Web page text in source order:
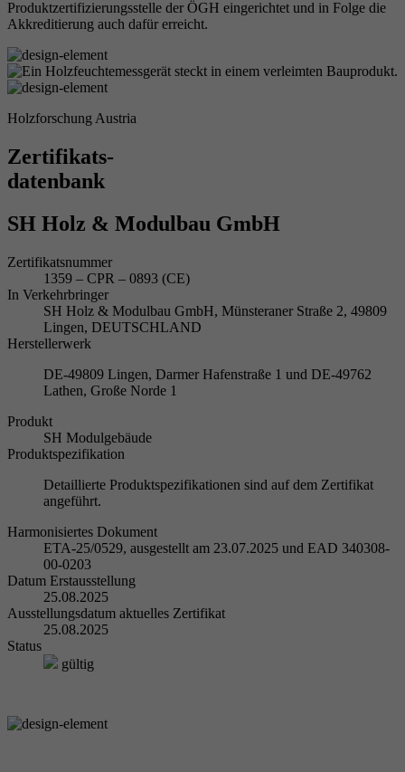
Produktzertifizierungsstelle der ÖGH eingerichtet und in Folge die
Akkreditierung auch dafür erreicht.
Holzforschung Austria
Zertifikats-
datenbank
SH Holz & Modulbau GmbH
Zertifikatsnummer
1359 – CPR – 0893 (CE)
In Verkehrbringer
SH Holz & Modulbau GmbH, Münsteraner Straße 2, 49809
Lingen, DEUTSCHLAND
Herstellerwerk
DE-49809 Lingen, Darmer Hafenstraße 1 und DE-49762
Lathen, Große Norde 1
Produkt
SH Modulgebäude
Produktspezifikation
Detaillierte Produktspezifikationen sind auf dem Zertifikat
angeführt.
Harmonisiertes Dokument
ETA-25/0529, ausgestellt am 23.07.2025 und EAD 340308-
00-0203
Datum Erstausstellung
25.08.2025
Ausstellungsdatum aktuelles Zertifikat
25.08.2025
Status
gültig